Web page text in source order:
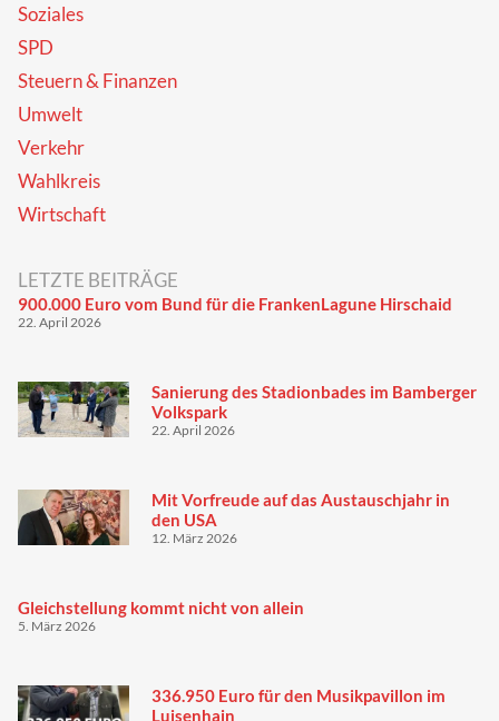
Soziales
SPD
Steuern & Finanzen
Umwelt
Verkehr
Wahlkreis
Wirtschaft
LETZTE BEITRÄGE
900.000 Euro vom Bund für die FrankenLagune Hirschaid
22. April 2026
Sanierung des Stadionbades im Bamberger
Volkspark
22. April 2026
Mit Vorfreude auf das Austauschjahr in
den USA
12. März 2026
Gleichstellung kommt nicht von allein
5. März 2026
336.950 Euro für den Musikpavillon im
Luisenhain